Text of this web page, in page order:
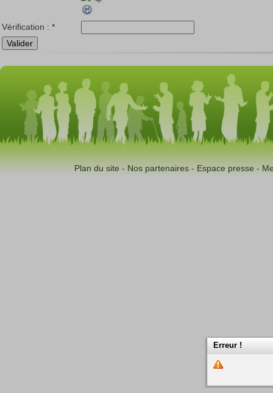
Erreur !
Vérification : *
Plan du site - Nos partenaires - Espace presse -